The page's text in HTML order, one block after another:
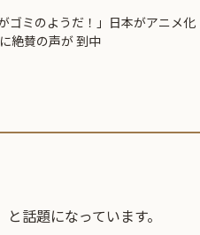
ゴミのようだ！」日本がアニメ化
絶賛の声が 到中
話題になっています。